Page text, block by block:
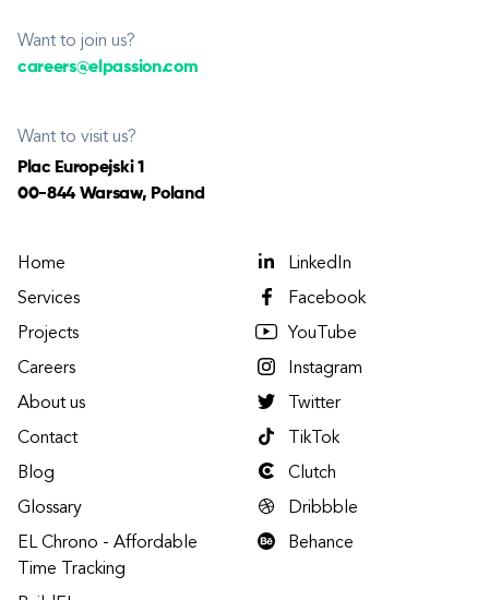
Want to join us?
careers@elpassion.com
Want to visit us?
Plac Europejski 1
00-844 Warsaw, Poland
Home
Services
Projects
Careers
About us
Contact
Blog
Glossary
EL Chrono - Affordable
Time Tracking
LinkedIn
Facebook
YouTube
Instagram
Twitter
TikTok
Clutch
Dribbble
Behance